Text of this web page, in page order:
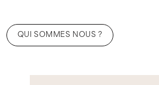
QUI SOMMES NOUS ?